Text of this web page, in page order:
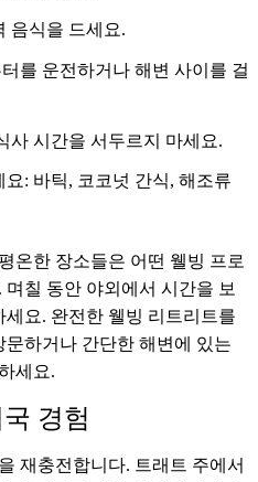
음식을 드세요.
를 운전하거나 해변 사이를 걸
사 시간을 서두르지 마세요.
: 바틱, 코코넛 간식, 해조류
온한 장소들은 어떤 웰빙 프로
칠 동안 야외에서 시간을 보
요. 완전한 웰빙 리트리트를
하거나 간단한 해변에 있는
세요.
경험
재충전합니다. 트래트 주에서